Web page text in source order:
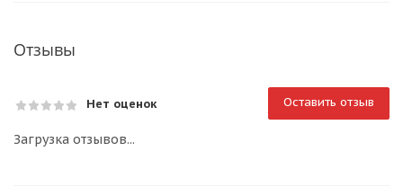
Отзывы
Нет оценок Оставить отзыв
Загрузка отзывов...